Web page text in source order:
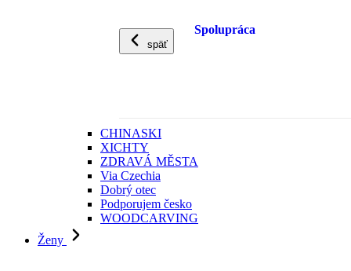
späť
Spolupráca
CHINASKI
XICHTY
ZDRAVÁ MĚSTA
Via Czechia
Dobrý otec
Podporujem česko
WOODCARVING
Ženy